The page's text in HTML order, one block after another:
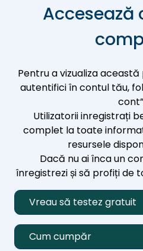
Accesează
Pentru a vizualiza
autentifici în contul tău,
Utilizatorii inregistrați
complet la toate
resursele
Dacă nu ai înca un
înregistrezi și să profiți de
Vreau să testez gratuit
Cum cumpăr